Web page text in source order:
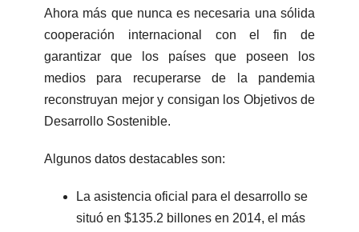
Ahora más que nunca es necesaria una sólida
cooperación internacional con el fin de
garantizar que los países que poseen los
medios para recuperarse de la pandemia
reconstruyan mejor y consigan los Objetivos de
Desarrollo Sostenible.
Algunos datos destacables son:
La asistencia oficial para el desarrollo se
situó en $135.2 billones en 2014, el más